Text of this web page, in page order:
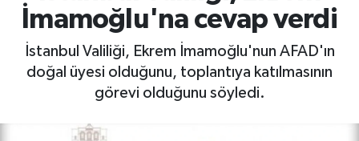
İmamoğlu'na cevap verdi
İstanbul Valiliği, Ekrem İmamoğlu'nun AFAD'ın
doğal üyesi olduğunu, toplantıya katılmasının
görevi olduğunu söyledi.
Tüm Manşetler
Son Dakika Haberleri